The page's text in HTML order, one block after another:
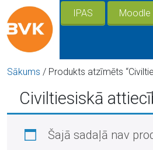
IPAS Moodle
Sākums / Produkts atzīmēts
Civiltiesiskā
Šajā sadaļā nav